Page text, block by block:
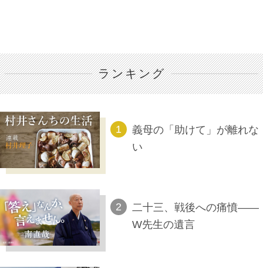
ランキング
義母の「助けて」が離れな
い
二十三、戦後への痛憤――
W先生の遺言